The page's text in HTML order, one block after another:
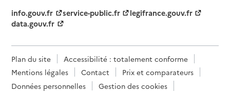
info.gouv.fr
service-public.fr
legifrance.gouv.fr
data.gouv.fr
Plan du site
Accessibilité : totalement conforme
Mentions légales
Contact
Prix et comparateurs
Données personnelles
Gestion des cookies